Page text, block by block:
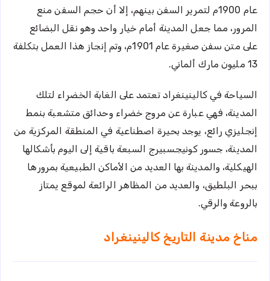
عام 1900م لتمرير السفن بينهم، إلا أن حجم السفن منع
المرور، مما جعل المدينة أمام خيار واحد وهو نقل البضائع
على متن سفن صغيرة عام 1901م، وتم إنجاز هذا العمل بتكلفة
13 مليون مارك ألماني.
السياحة في كالينينغراد تعتمد على الغابة الخضراء لتلك
المدينة، فهي عبارة عن مروج خضراء وحدائق متشعبة بنمط
إنجليزي رائع، يوجد بحيرة اصطناعية في المنطقة المركزية من
المدينة، جسور كونيجسبيرج السبعة باقية إلى اليوم بأشكالها
الهيكلية، والمدينة بها العديد من الأماكن الطبيعية بمرورها
ببحر البلطيق، والعديد من المظاهر الرائعة لموقع يمتاز
بالروعة والرقي.
مناخ مدينة التاريخ كالينينغراد